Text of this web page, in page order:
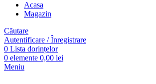
Acasa
Magazin
Căutare
Autentificare / Înregistrare
0 Lista dorințelor
0 elemente 0,00 lei
Meniu